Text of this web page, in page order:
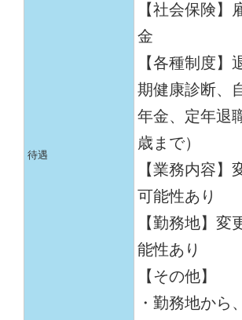
待遇
【社会保険
金
【各種制度
期健康診断、
年金、定年退
歳まで）
【業務内容
可能性あり
【勤務地】
能性あり
【その他】
・勤務地から